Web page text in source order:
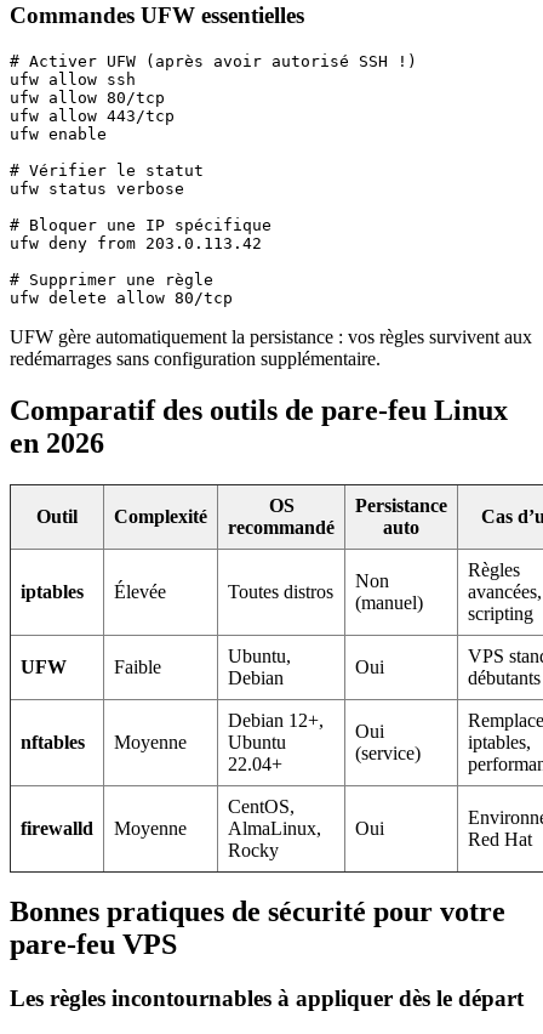
Commandes UFW essentielles
# Activer UFW (après avoir autorisé SSH !)
ufw allow ssh
ufw allow 80/tcp
ufw allow 443/tcp
ufw enable
# Vérifier le statut
ufw status verbose
# Bloquer une IP spécifique
ufw deny from 203.0.113.42
# Supprimer une règle
ufw delete allow 80/tcp
UFW gère automatiquement la persistance : vos règles survivent aux
redémarrages sans configuration supplémentaire.
Comparatif des outils de pare-feu Linux
en 2026
Outil Complexité
OS
recommandé
Persistance
auto
Cas
iptables Élevée Toutes distros
Non
(manuel)
Règles
avancées,
scripting
UFW Faible
Ubuntu,
Debian
Oui
VPS
débutants
nftables Moyenne
Debian 12+,
Ubuntu
22.04+
Oui
(service)
iptables,
firewalld Moyenne
CentOS,
AlmaLinux,
Rocky
Oui
Red Hat
Bonnes pratiques de sécurité pour votre
pare-feu VPS
Les règles incontournables à appliquer dès le départ